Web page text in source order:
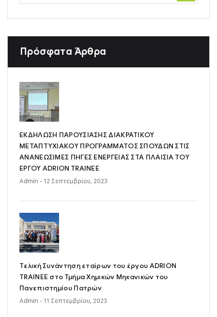
Πρόσφατα Άρθρα
ΕΚΔΗΛΩΣΗ ΠΑΡΟΥΣΙΑΣΗΣ ΔΙΑΚΡΑΤΙΚΟΥ
ΜΕΤΑΠΤΥΧΙΑΚΟΥ ΠΡΟΓΡΑΜΜΑΤΟΣ ΣΠΟΥΔΩΝ ΣΤΙΣ
ΑΝΑΝΕΩΣΙΜΕΣ ΠΗΓΕΣ ΕΝΕΡΓΕΙΑΣ ΣΤΑ ΠΛΑΙΣΙΑ ΤΟΥ
ΕΡΓΟΥ ADRION TRAINEE
Admin - 12 Σεπτεμβρίου, 2023
Tελική Συνάντηση εταίρων του έργου ADRION
TRAINEE στο Τμήμα Χημικών Μηχανικών του
Πανεπιστημίου Πατρών
Admin - 11 Σεπτεμβρίου, 2023